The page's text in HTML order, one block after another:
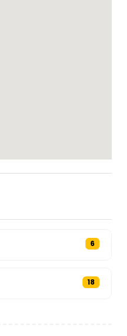
6
18